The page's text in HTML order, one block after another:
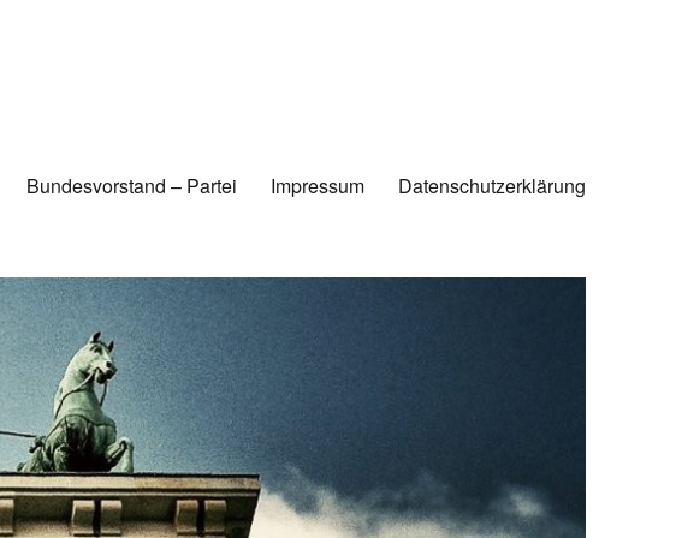
Bundesvorstand – Partei Impressum Datenschutzerklärung